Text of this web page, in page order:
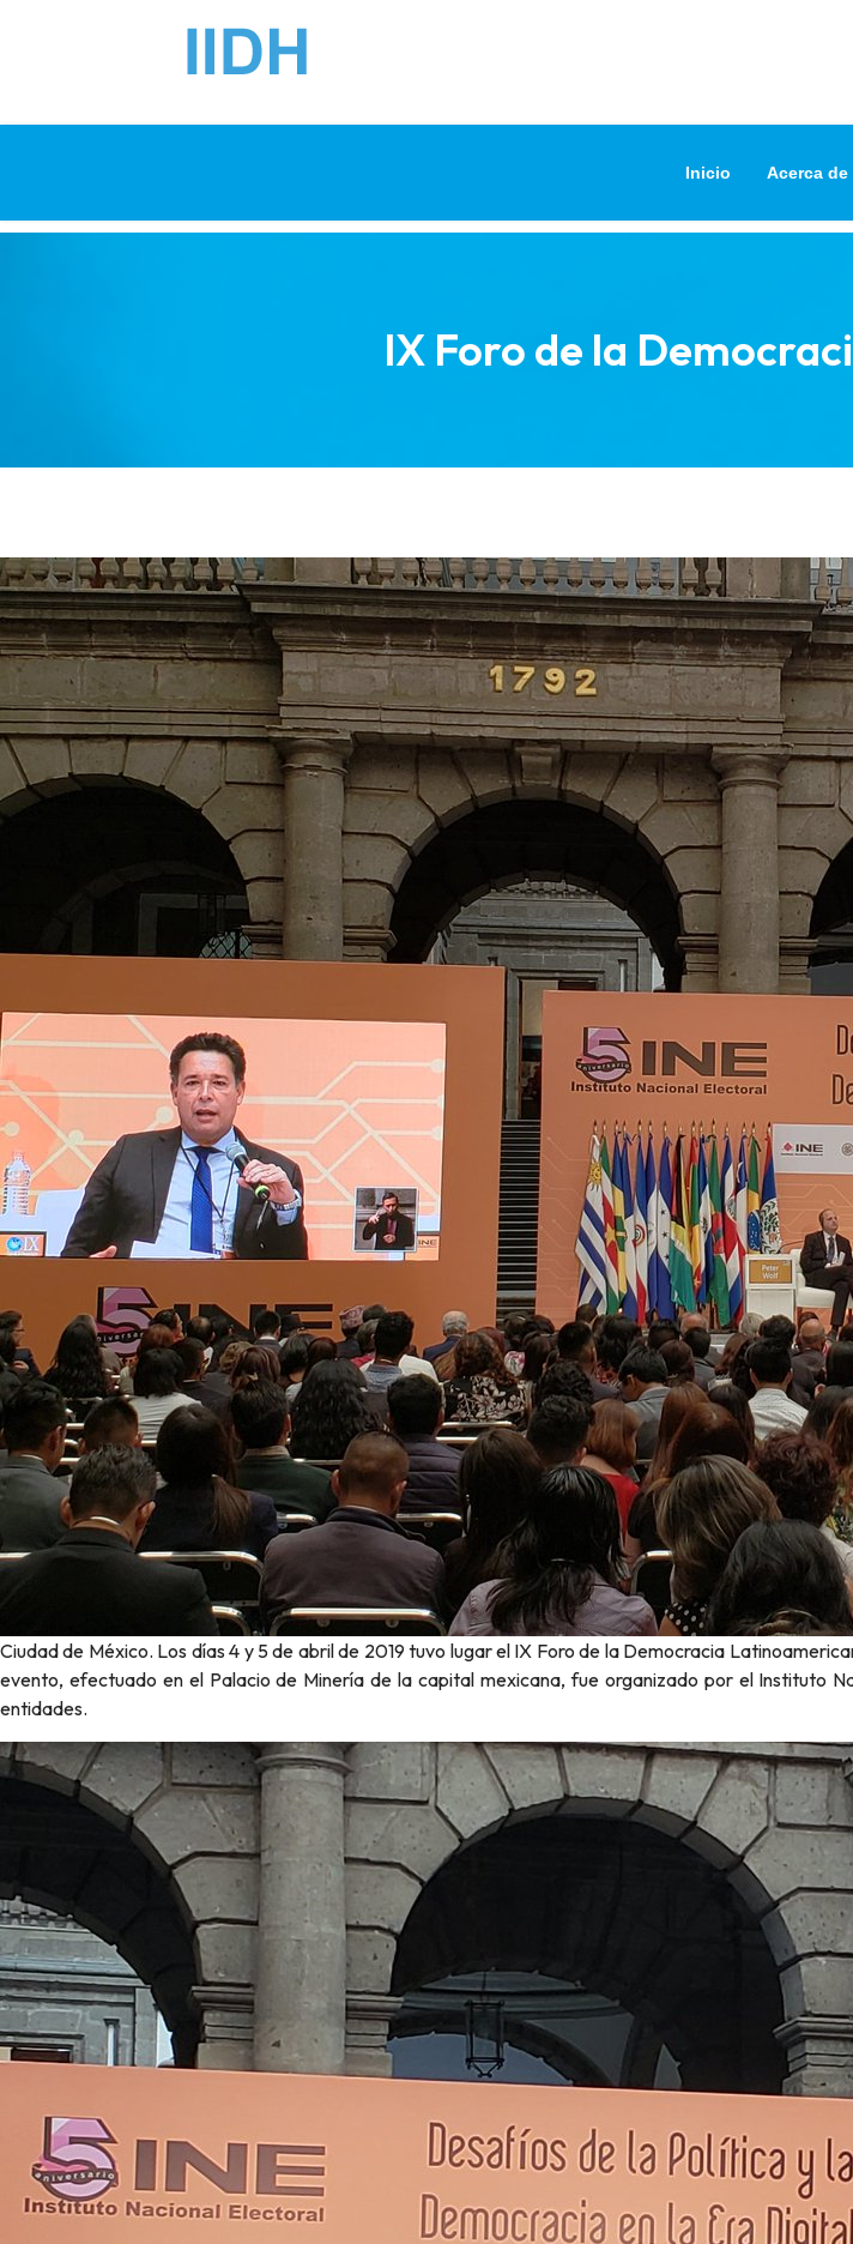
Inicio Acerca de
IX Foro de la
Ciudad de México. Los días 4 y 5 de abril de 2019 tuvo lugar el IX Foro de la Democracia
evento, efectuado en el Palacio de Minería de la capital mexicana, fue organizado por el Instituto
entidades.